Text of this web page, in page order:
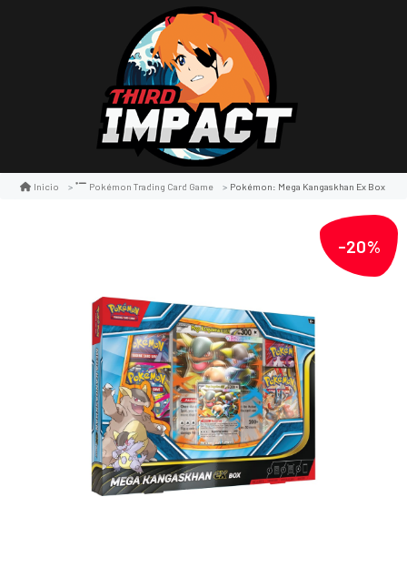
Inicio Pokémon Trading Card Game Pokémon: Mega Kangaskhan Ex Box
-20%